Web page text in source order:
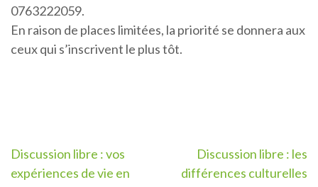
0763222059.
En raison de places limitées, la priorité se donnera aux
ceux qui s’inscrivent le plus tôt.
Post
Discussion libre : vos
expériences de vie en
Discussion libre : les
différences culturelles